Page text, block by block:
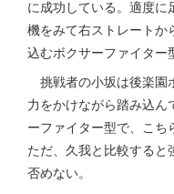
に成功している。適度に
機をみて右ストレートか
込むボクサーファイター
挑戦者の小坂は後楽園
力をかけながら踏み込
ーファイター型で、こち
ただ、久我と比較する
否めない。